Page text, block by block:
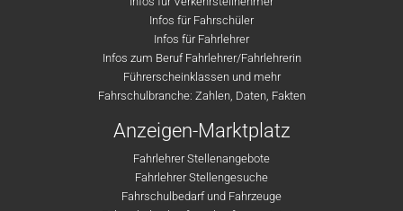
Infos für Fahrschüler
Infos für Fahrlehrer
Infos zum Beruf Fahrlehrer/Fahrlehrerin
Führerscheinklassen und mehr
Fahrschulbranche: Zahlen, Daten, Fakten
Anzeigen-Marktplatz
Fahrlehrer Stellenangebote
Fahrlehrer Stellengesuche
Fahrschulbedarf und Fahrzeuge